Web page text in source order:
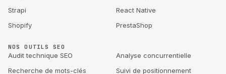
Strapi
React Native
Shopify
PrestaShop
NOS OUTILS SEO
Audit technique SEO
Analyse concurrentielle
Recherche de mots-clés
Suivi de positionnement